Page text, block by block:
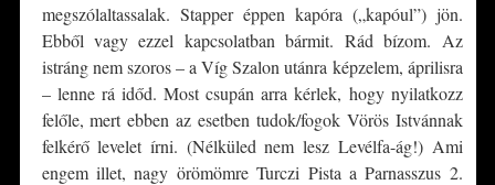
megszólaltassalak. Stapper éppen kapóra („kapóul”) jön.
Ebből vagy ezzel kapcsolatban bármit. Rád bízom. Az
istráng nem szoros – a Víg Szalon utánra képzelem, áprilisra
– lenne rá időd. Most csupán arra kérlek, hogy nyilatkozz
felőle, mert ebben az esetben tudok/fogok Vörös Istvánnak
felkérő levelet írni. (Nélküled nem lesz Levélfa-ág!) Ami
engem illet, nagy örömömre Turczi Pista a Parnasszus 2.